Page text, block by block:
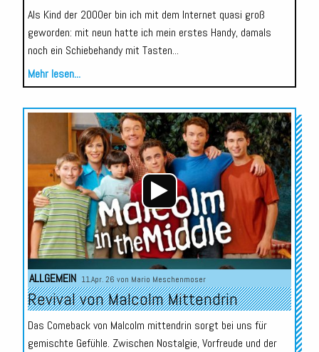
Als Kind der 2000er bin ich mit dem Internet quasi groß
geworden: mit neun hatte ich mein erstes Handy, damals
noch ein Schiebehandy mit Tasten...
Mehr lesen...
Audio-
Player
ALLGEMEIN 11.Apr. 26 von Mario Meschenmoser
Revival von Malcolm Mittendrin
Das Comeback von Malcolm mittendrin sorgt bei uns für
gemischte Gefühle. Zwischen Nostalgie, Vorfreude und der